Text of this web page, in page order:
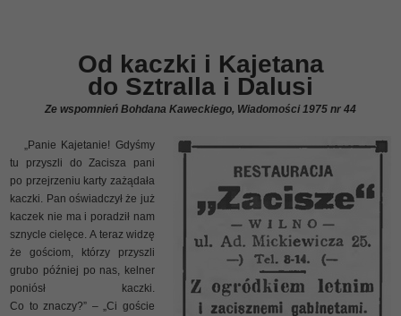
Od kaczki i Kajetana
do Sztralla i Dalusi
Ze wspomnień Bohdana Kaweckiego, Wiadomości 1975 nr 44
„Panie Kajetanie! Gdyśmy
tu przyszli do Zacisza pani
po przejrzeniu karty zażądała
kaczki. Pan oświadczył że już
kaczek nie ma i poradził nam
sznycle cielęce. A teraz widzę
że gościom, którzy przyszli
grubo później po nas, kelner
poniósł kaczki.
Co to znaczy?” – „Ci goście